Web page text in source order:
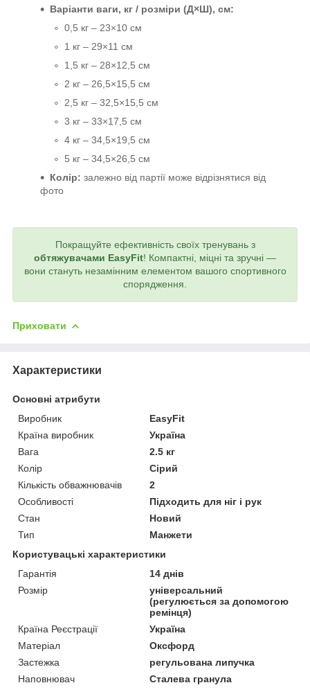
Варіанти ваги, кг / розміри (Д×Ш), см:
0,5 кг – 23×10 см
1 кг – 29×11 см
1,5 кг – 28×12,5 см
2 кг – 26,5×15,5 см
2,5 кг – 32,5×15,5 см
3 кг – 33×17,5 см
4 кг – 34,5×19,5 см
5 кг – 34,5×26,5 см
Колір: залежно від партії може відрізнятися від
фото
Покращуйте ефективність своїх тренувань з
обтяжувачами EasyFit! Компактні, міцні та зручні —
вони стануть незамінним елементом вашого спортивного
спорядження.
Приховати
Характеристики
Основні атрибути
Виробник
EasyFit
Країна виробник
Україна
Вага
2.5 кг
Колір
Сірий
Кількість обважнювачів
2
Особливості
Підходить для ніг і рук
Стан
Новий
Тип
Манжети
Користувацькі характеристики
Гарантія
14 днів
Розмір
універсальний
(регулюється за допомогою
ремінця)
Країна Реєстрації
Україна
Матеріал
Оксфорд
Застежка
регульована липучка
Наповнювач
Сталева гранула